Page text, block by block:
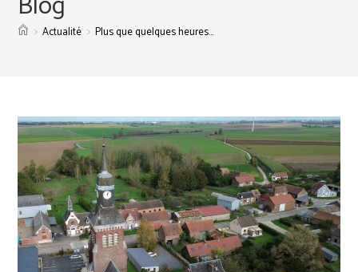
> Actualité > Plus que quelques heures…